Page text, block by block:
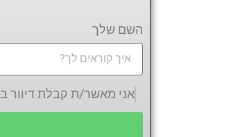
השם שלך
אני מאשר/ת קבלת דיוור